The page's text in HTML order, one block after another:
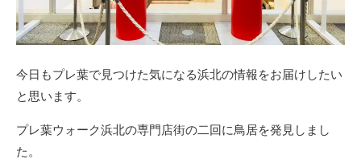
今日もプレ葉で見つけた気になる浜北の情報をお届けしたい
と思います。
プレ葉ウォーク浜北の専門店街の二回に鳥居を発見しまし
た。